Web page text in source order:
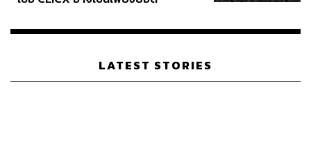
ช่างภาพประจำการเชียงใหม่ สำนักข่าว THE
เรือนไทยที่ถูกซุกไว้
LATEST STORIES